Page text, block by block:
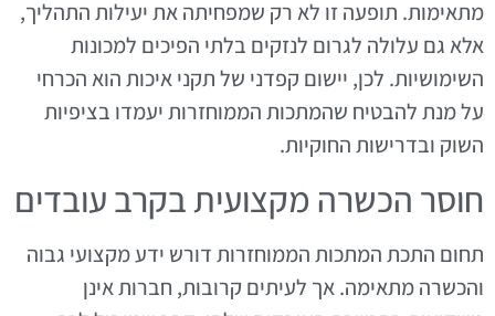
מתאימות. תופעה זו לא רק שמפחיתה את יעילות התהליך,
אלא גם עלולה לגרום לנזקים בלתי הפיכים למכונות
השימושיות. לכן, יישום קפדני של תקני איכות הוא הכרחי
על מנת להבטיח שהמתכות הממוחזרות יעמדו בציפיות
השוק ובדרישות החוקיות.
חוסר הכשרה מקצועית בקרב עובדים
תחום התכת המתכות הממוחזרות דורש ידע מקצועי גבוה
והכשרה מתאימה. אך לעיתים קרובות, חברות אינן